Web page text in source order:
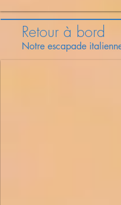
Retour à bord
Notre escapade